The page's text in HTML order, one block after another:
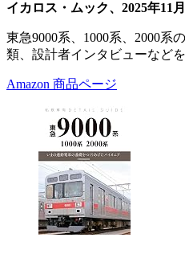
イカロス・ムック、2025年11
東急9000系、1000系、2000系
類、設計者インタビューなど
Amazon 商品ページ